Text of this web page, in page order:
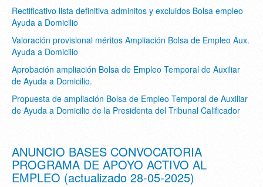
Rectificativo lista definitiva adminitos y excluidos Bolsa empleo
Ayuda a Domicilio
Valoración provisional méritos Ampliación Bolsa de Empleo Aux.
Ayuda a Domicilio
Aprobación ampliación Bolsa de Empleo Temporal de Auxiliar
de Ayuda a Domicilio.
Propuesta de ampliación Bolsa de Empleo Temporal de Auxiliar
de Ayuda a Domicilio de la Presidenta del Tribunal Calificador
ANUNCIO BASES CONVOCATORIA
PROGRAMA DE APOYO ACTIVO AL
EMPLEO (actualizado 28-05-2025)